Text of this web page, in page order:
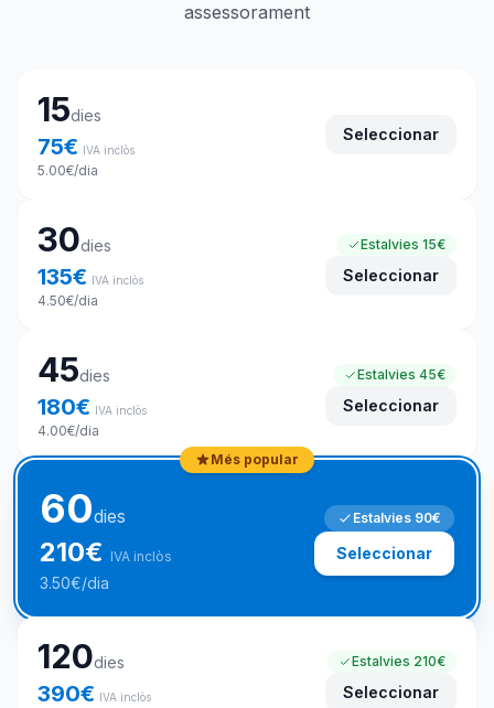
assessorament
15dies
75€ IVA inclòs
5.00€/dia
Seleccionar
30dies
135€ IVA inclòs
4.50€/dia
Estalvies 15€
Seleccionar
45dies
180€ IVA inclòs
4.00€/dia
Estalvies 45€
Seleccionar
Més popular
60dies
210€ IVA inclòs
3.50€/dia
Estalvies 90€
Seleccionar
120dies
390€ IVA inclòs
Estalvies 210€
Seleccionar